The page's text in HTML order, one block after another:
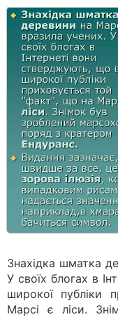
Знахідка шматка
У своїх блогах в
широкої публіки
Марсі є ліси.